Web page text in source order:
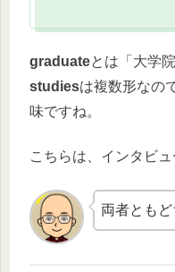
graduateとは「大学
studiesは複数形なの
味ですね。
こちらは、インタビ
両者とも